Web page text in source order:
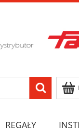
REGAŁY